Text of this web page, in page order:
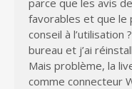
favorables et que le
conseil à l’utilisation
bureau et j’ai
Mais problème, la
comme connecteur